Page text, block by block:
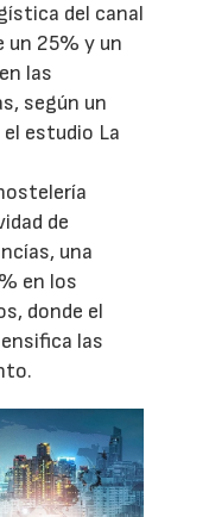
del canal
un 25% y un
las
según un
el estudio La
de
una
en los
donde el
las